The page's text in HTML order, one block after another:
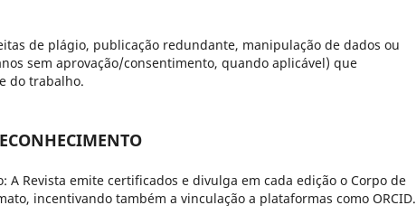
de plágio, publicação redundante, manipulação de dados ou
sem aprovação/consentimento, quando aplicável) que
do trabalho.
A Revista emite certificados e divulga em cada edição o Corpo de
incentivando também a vinculação a plataformas como ORCID.